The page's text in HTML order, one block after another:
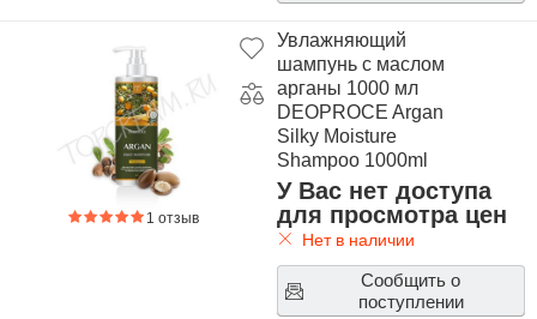
1 отзыв
Увлажняющий
шампунь с маслом
арганы 1000 мл
DEOPROCE Argan
Silky Moisture
Shampoo 1000ml
У Вас нет доступа
для просмотра цен
Нет в наличии
Сообщить о
поступлении